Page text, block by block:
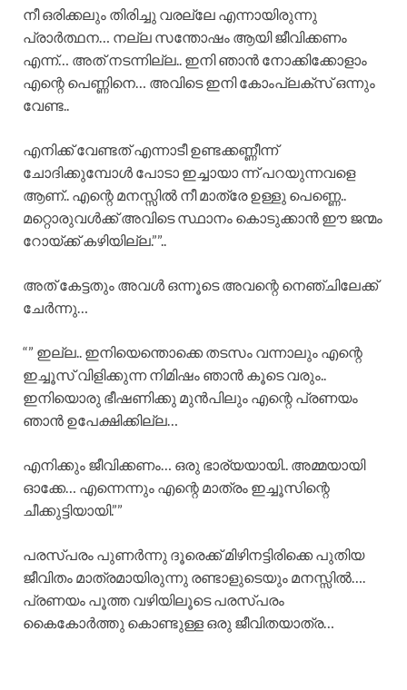
നീ ഒരിക്കലും തിരിച്ചു വരല്ലേ എന്നായിരുന്നു
പ്രാർത്ഥന… നല്ല സന്തോഷം ആയി ജീവിക്കണം
എന്ന്… അത് നടന്നില്ല.. ഇനി ഞാൻ നോക്കിക്കോളാം
എന്റെ പെണ്ണിനെ… അവിടെ ഇനി കോംപ്ലക്സ് ഒന്നും
വേണ്ട..
എനിക്ക് വേണ്ടത് എന്നാടീ ഉണ്ടക്കണ്ണീന്ന്
ചോദിക്കുമ്പോൾ പോടാ ഇച്ചായാ ന്ന് പറയുന്നവളെ
ആണ്.. എന്റെ മനസ്സിൽ നീ മാത്രേ ഉള്ളു പെണ്ണെ..
മറ്റൊരുവൾക്ക് അവിടെ സ്ഥാനം കൊടുക്കാൻ ഈ ജന്മം
റോയ്ക്ക് കഴിയില്ല.””..
അത് കേട്ടതും അവൾ ഒന്നൂടെ അവന്റെ നെഞ്ചിലേക്ക്
ചേർന്നു…
“” ഇല്ല.. ഇനിയെന്തൊക്കെ തടസം വന്നാലും എന്റെ
ഇച്ചൂസ് വിളിക്കുന്ന നിമിഷം ഞാൻ കൂടെ വരും..
ഇനിയൊരു ഭീഷണിക്കു മുൻപിലും എന്റെ പ്രണയം
ഞാൻ ഉപേക്ഷിക്കില്ല…
എനിക്കും ജീവിക്കണം… ഒരു ഭാര്യയായി.. അമ്മയായി
ഓക്കേ… എന്നെന്നും എന്റെ മാത്രം ഇച്ചൂസിന്റെ
ചീക്കുട്ടിയായി.””
പരസ്പരം പുണർന്നു ദൂരെക്ക് മിഴിനട്ടിരിക്കെ പുതിയ
ജീവിതം മാത്രമായിരുന്നു രണ്ടാളുടെയും മനസ്സിൽ….
പ്രണയം പൂത്ത വഴിയിലൂടെ പരസ്പരം
കൈകോർത്തു കൊണ്ടുള്ള ഒരു ജീവിതയാത്ര…